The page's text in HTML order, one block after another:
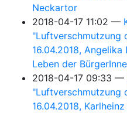
Neckartor
2018-04-17 11:02
"Luftverschmutzung
16.04.2018,
Leben der
2018-04-17 09:33
"Luftverschmutzung
16.04.2018,